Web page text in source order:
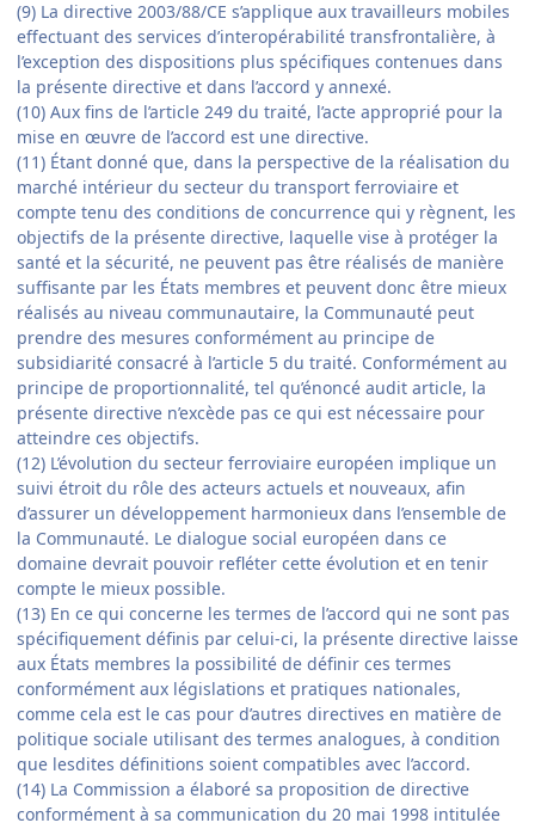
(9) La directive 2003/88/CE s’applique aux travailleurs mobiles
effectuant des services d’interopérabilité transfrontalière, à
l’exception des dispositions plus spécifiques contenues dans
la présente directive et dans l’accord y annexé.
(10) Aux fins de l’article 249 du traité, l’acte approprié pour la
mise en œuvre de l’accord est une directive.
(11) Étant donné que, dans la perspective de la réalisation du
marché intérieur du secteur du transport ferroviaire et
compte tenu des conditions de concurrence qui y règnent, les
objectifs de la présente directive, laquelle vise à protéger la
santé et la sécurité, ne peuvent pas être réalisés de manière
suffisante par les États membres et peuvent donc être mieux
réalisés au niveau communautaire, la Communauté peut
prendre des mesures conformément au principe de
subsidiarité consacré à l’article 5 du traité. Conformément au
principe de proportionnalité, tel qu’énoncé audit article, la
présente directive n’excède pas ce qui est nécessaire pour
atteindre ces objectifs.
(12) L’évolution du secteur ferroviaire européen implique un
suivi étroit du rôle des acteurs actuels et nouveaux, afin
d’assurer un développement harmonieux dans l’ensemble de
la Communauté. Le dialogue social européen dans ce
domaine devrait pouvoir refléter cette évolution et en tenir
compte le mieux possible.
(13) En ce qui concerne les termes de l’accord qui ne sont pas
spécifiquement définis par celui-ci, la présente directive laisse
aux États membres la possibilité de définir ces termes
conformément aux législations et pratiques nationales,
comme cela est le cas pour d’autres directives en matière de
politique sociale utilisant des termes analogues, à condition
que lesdites définitions soient compatibles avec l’accord.
(14) La Commission a élaboré sa proposition de directive
conformément à sa communication du 20 mai 1998 intitulée